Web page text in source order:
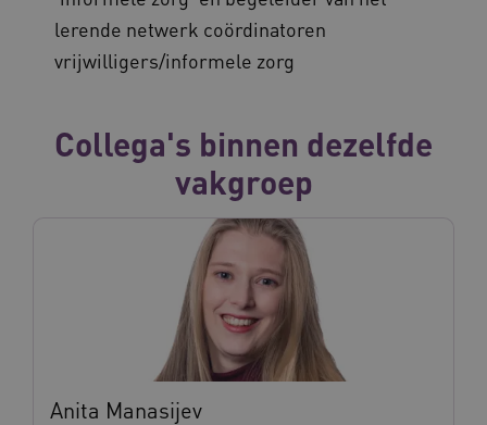
lerende netwerk coördinatoren
vrijwilligers/informele zorg
Collega's binnen dezelfde
vakgroep
Anita Manasijev